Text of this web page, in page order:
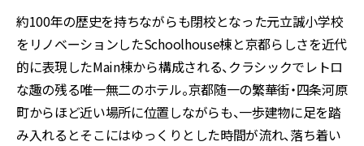
約100年の歴史を持ちながらも閉校となった元立誠小学校
をリノベーションしたSchoolhouse棟と京都らしさを近代
的に表現したMain棟から構成される、クラシックでレトロ
な趣の残る唯一無二のホテル。京都随一の繁華街・四条河原
町からほど近い場所に位置しながらも、一歩建物に足を踏
み入れるとそこにはゆっくりとした時間が流れ、落ち着い